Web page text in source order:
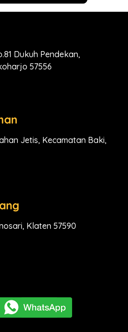
Dukuh Pendekan,
57556
Jetis, Kecamatan Baki,
Klaten 57590